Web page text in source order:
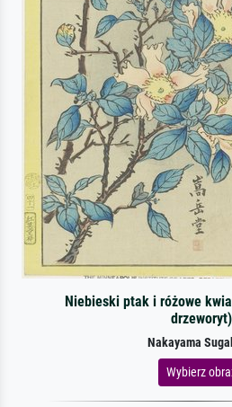
Niebieski ptak i różowe
drzeworyt)
Nakayama
Wybierz